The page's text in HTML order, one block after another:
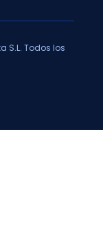
S.L. Todos los